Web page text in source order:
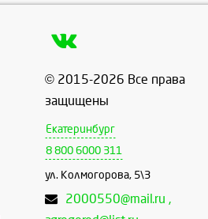
© 2015-2026 Все права
защищены
Екатеринбург
8 800 6000 311
ул. Колмогорова, 5\3
2000550@mail.ru ,